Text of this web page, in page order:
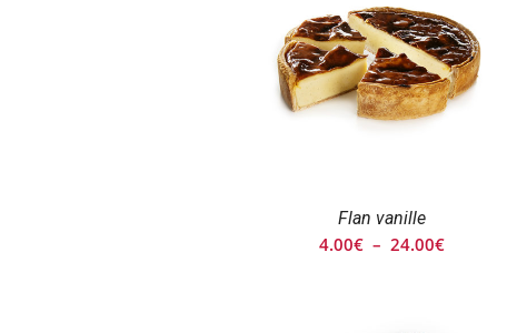
Flan vanille
4.00€ – 24.00€Plage